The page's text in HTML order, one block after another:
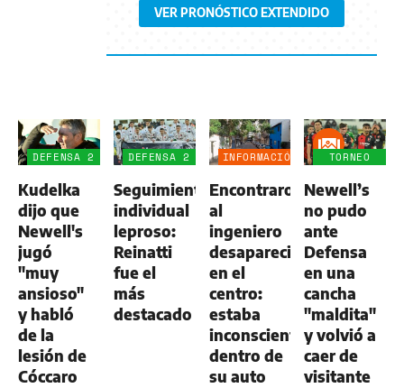
VER PRONÓSTICO EXTENDIDO
DEFENSA 2
NEWELL'S
1
Kudelka
dijo que
Newell's
jugó
"muy
ansioso"
y habló
de la
lesión de
Cóccaro
DEFENSA 2
NEWELL'S
1
Seguimiento
individual
leproso:
Reinatti
fue el
más
destacado
INFORMACIÓN
Encontraron
al
ingeniero
desaparecido
en el
centro:
estaba
inconsciente
dentro de
su auto
TORNEO
Newell’s
no pudo
ante
Defensa
en una
cancha
"maldita"
y volvió a
caer de
visitante